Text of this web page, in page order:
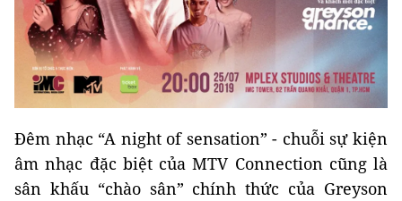
Đêm nhạc “A night of sensation” - chuỗi sự kiện
âm nhạc đặc biệt của MTV Connection cũng là
sân khấu “chào sân” chính thức của Greyson